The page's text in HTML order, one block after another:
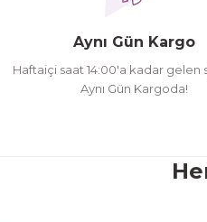
Aynı Gün Kargo
Haftaiçi saat 14:00'a kadar gelen
Aynı Gün Kargoda!